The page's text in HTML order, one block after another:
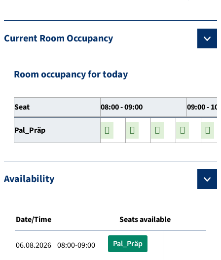
Current Room Occupancy
Room occupancy for today
Seat 08:00 - 09:00 09:00 -
Pal_Präp
Availability
Date/Time Seats available
06.08.2026 08:00-09:00 Pal_Präp